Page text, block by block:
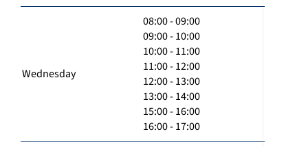
Wednesday
08:00 - 09:00
09:00 - 10:00
10:00 - 11:00
11:00 - 12:00
12:00 - 13:00
13:00 - 14:00
15:00 - 16:00
16:00 - 17:00